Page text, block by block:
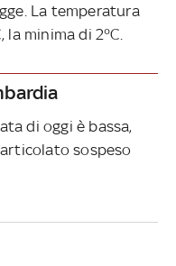
La temperatura
minima di 2°C.
di oggi è bassa,
sospeso